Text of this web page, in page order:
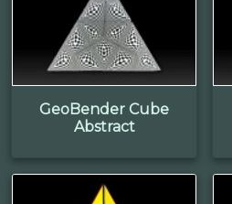
GeoBender Cube
Abstract